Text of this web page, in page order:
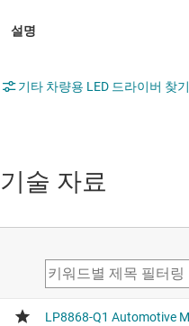
기타 차량용 LED 드라이버 찾기
기술 자료